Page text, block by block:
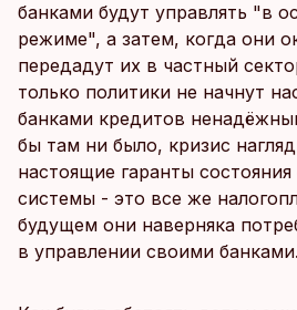
банками будут управлять "в
режиме", а затем, когда они
передадут их в частный
только политики не начнут
банками кредитов
бы там ни было, кризис
настоящие гаранты
системы - это все же
будущем они наверняка
в управлении своими банками.